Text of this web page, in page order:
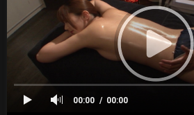
00:00 00:00